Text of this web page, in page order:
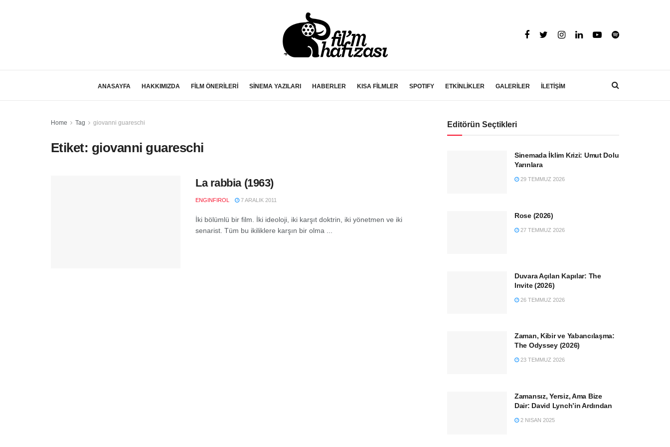
ANASAYFA HAKKIMIZDA FİLM ÖNERİLERİ SİNEMA YAZILARI HABERLER KISA FİLMLER SPOTIFY ETKİNLİKLER GALERİLER İLETİŞİM
Home Tag giovanni guareschi
Etiket: giovanni guareschi
La rabbia (1963)
ENGINFIROL 7 ARALIK 2011
İki bölümlü bir film. İki ideoloji, iki karşıt doktrin, iki yönetmen ve iki
senarist. Tüm bu ikiliklere karşın bir olma ...
Editörün Seçtikleri
Sinemada İklim Krizi: Umut Dolu
Yarınlara
29 TEMMUZ 2026
Rose (2026)
27 TEMMUZ 2026
Duvara Açılan Kapılar: The
Invite (2026)
26 TEMMUZ 2026
Zaman, Kibir ve Yabancılaşma:
The Odyssey (2026)
23 TEMMUZ 2026
Zamansız, Yersiz, Ama Bize
Dair: David Lynch’in Ardından
2 NISAN 2025